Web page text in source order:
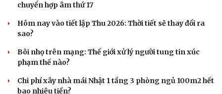
Vụ án
Tư vấn luật
Việt Nam
Phân tích
chuyển hợp âm thứ 17
Hôm nay vào tiết lập Thu 2026: Thời tiết sẽ thay đổi ra
sao?
Bôi nhọ trên mạng: Thế giới xử lý người tung tin xúc
phạm thế nào?
Chi phí xây nhà mái Nhật 1 tầng 3 phòng ngủ 100m2 hết
bao nhiêu tiền?